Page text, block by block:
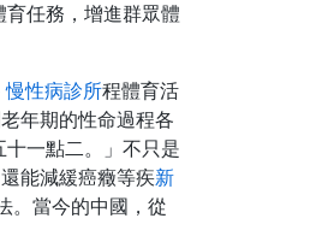
育任務，增進群眾體
慢性病診所程體育活
年期的性命過程各
一點二。」不只是
能減緩癌癥等疾新
。當今的中國，從